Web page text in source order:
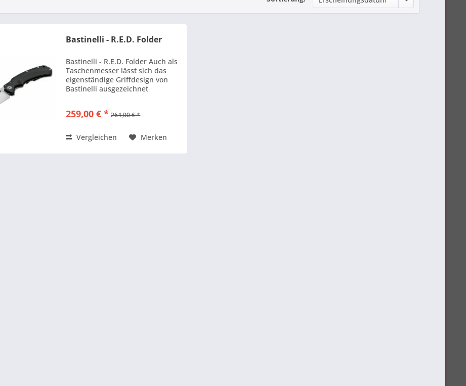
Bastinelli - R.E.D. Folder
Bastinelli - R.E.D. Folder Auch als
Taschenmesser lässt sich das
eigenständige Griffdesign von
Bastinelli ausgezeichnet
Titan -Framelock konzipierte
259,00 € * 264,00 € *
Vergleichen Merken